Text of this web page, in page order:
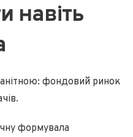
навіть
фондовий ринок
формувала